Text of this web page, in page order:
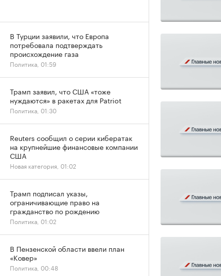
В Турции заявили, что Европа
потребовала подтверждать
происхождение газа
Политика, 01:59
Трамп заявил, что США «тоже
нуждаются» в ракетах для Patriot
Политика, 01:30
Reuters сообщил о серии кибератак
на крупнейшие финансовые компании
США
Новая категория, 01:02
Трамп подписал указы,
ограничивающие право на
гражданство по рождению
Политика, 01:02
В Пензенской области ввели план
«Ковер»
Политика, 00:48